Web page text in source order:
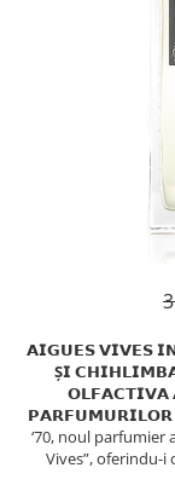
Absorbanti de
Bioactivatori &
Manusi Protectie
Solutii curatare
Ingrijire picioare
Farmaceutice
Gel de Dus
Igiena Orala
Make-up
𝗔𝗜𝗚𝗨𝗘𝗦 𝗩𝗜𝗩𝗘𝗦
Ș𝗜
𝗢𝗟𝗙𝗔𝗖𝗧𝗜𝗩𝗔
𝗣𝗔𝗥𝗙𝗨𝗠𝗨𝗥𝗜𝗟𝗢𝗥
‘70, noul parfumier
Vives”, oferindu-